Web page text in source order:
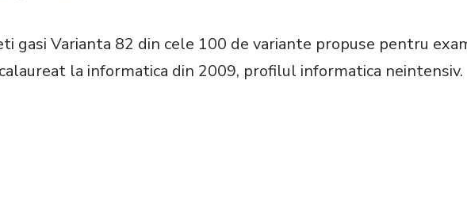
gasi Varianta 82 din cele 100 de variante propuse pentru
la informatica din 2009, profilul informatica neintensiv.